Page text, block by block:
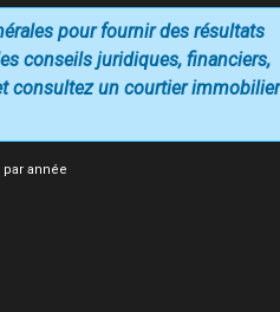
année
pour fournir des résultats
conseils juridiques, financiers,
consultez un courtier immobilier